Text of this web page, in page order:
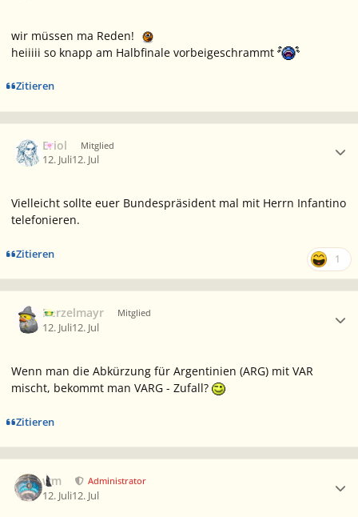
wir müssen ma Reden!
heiiiii so knapp am Halbfinale vorbeigeschrammt
Zitieren
Eriol Mitglied
12. Juli12. Jul
Vielleicht sollte euer Bundespräsident mal mit Herrn Infantino
telefonieren.
Zitieren 1
Berzelmayr Mitglied
12. Juli12. Jul
Wenn man die Abkürzung für Argentinien (ARG) mit VAR
mischt, bekommt man VARG - Zufall?
Zitieren
wm Administrator
12. Juli12. Jul